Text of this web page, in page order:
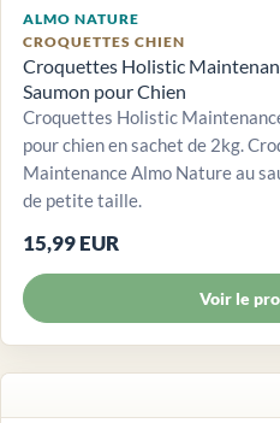
ALMO NATURE
CROQUETTES CHIEN
Croquettes Holistic
Saumon pour Chien
Croquettes Holistic
pour chien en sachet de 2kg.
Maintenance Almo Nature au
de petite taille.
15,99 EUR
Voir le